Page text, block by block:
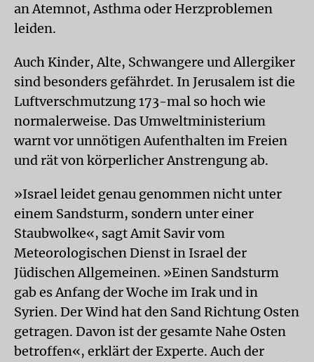
an Atemnot, Asthma oder Herzproblemen
leiden.
Auch Kinder, Alte, Schwangere und Allergiker
sind besonders gefährdet. In Jerusalem ist die
Luftverschmutzung 173-mal so hoch wie
normalerweise. Das Umweltministerium
warnt vor unnötigen Aufenthalten im Freien
und rät von körperlicher Anstrengung ab.
»Israel leidet genau genommen nicht unter
einem Sandsturm, sondern unter einer
Staubwolke«, sagt Amit Savir vom
Meteorologischen Dienst in Israel der
Jüdischen Allgemeinen. »Einen Sandsturm
gab es Anfang der Woche im Irak und in
Syrien. Der Wind hat den Sand Richtung Osten
getragen. Davon ist der gesamte Nahe Osten
betroffen«, erklärt der Experte. Auch der